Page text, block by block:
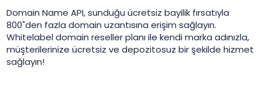
Domain Name API, sunduğu ücretsiz bayilik fırsatıyla
800"den fazla domain uzantısına erişim sağlayın.
Whitelabel domain reseller planı ile kendi marka adınızla,
müşterilerinize ücretsiz ve depozitosuz bir şekilde hizmet
sağlayın!